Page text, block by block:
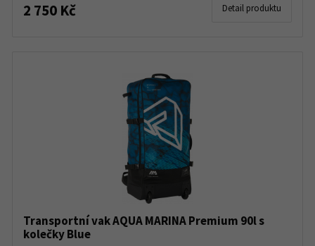
2 750 Kč Detail produktu
Transportní vak AQUA MARINA Premium 90l s
kolečky Blue